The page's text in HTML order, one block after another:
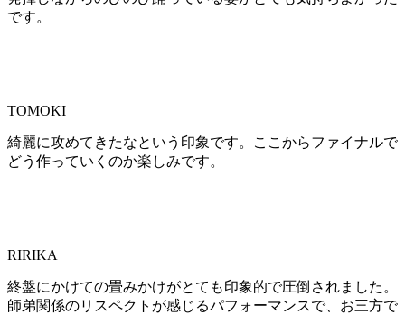
です。
TOMOKI
綺麗に攻めてきたなという印象です。ここからファイナルで
どう作っていくのか楽しみです。
RIRIKA
終盤にかけての畳みかけがとても印象的で圧倒されました。
師弟関係のリスペクトが感じるパフォーマンスで、お三方で